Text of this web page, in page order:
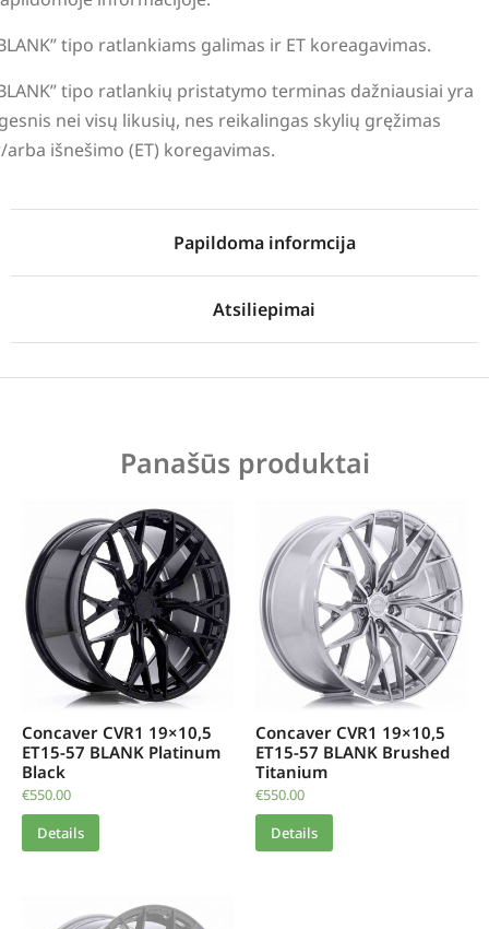
tipo ratlankiams galimas ir ET koreagavimas.
tipo ratlankių pristatymo terminas dažniausiai yra
nei visų likusių, nes reikalingas skylių gręžimas
arba išnešimo (ET) koregavimas.
Papildoma informcija
Atsiliepimai
Panašūs produktai
Concaver CVR1 19×10,5
ET15-57 BLANK Platinum
Black
€550.00
Details
Concaver CVR1 19×10,5
ET15-57 BLANK Brushed
Titanium
€550.00
Details